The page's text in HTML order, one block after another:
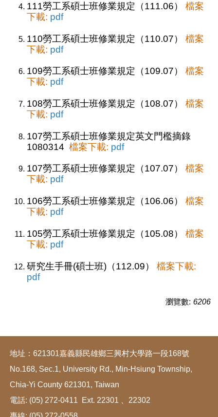
111勞工系碩士班修業規定（111.06） 檔案
下載: pdf
110勞工系碩士班修業規定（110.07） 檔案
下載: pdf
109勞工系碩士班修業規定（109.07） 檔案
下載: pdf
108勞工系碩士班修業規定（108.07） 檔案
下載: pdf
107勞工系碩士班修業規定英文門檻摘錄
1080314 檔案下載: pdf
107勞工系碩士班修業規定（107.07） 檔案
下載: pdf
106勞工系碩士班修業規定（106.06） 檔案
下載: pdf
105勞工系碩士班修業規定（105.08） 檔案
下載: pdf
研究生手冊(碩士班)（112.09） 檔案下載:
pdf
瀏覽數: 6206
地址：621301嘉義縣民雄鄉三興村大學路一段168號
No.168, Sec.1, University Rd., Min-Hsiung Township,
Chia-Yi County 621301, Taiwan
電話: (05) 272-0411 Ext. 22301 、22302